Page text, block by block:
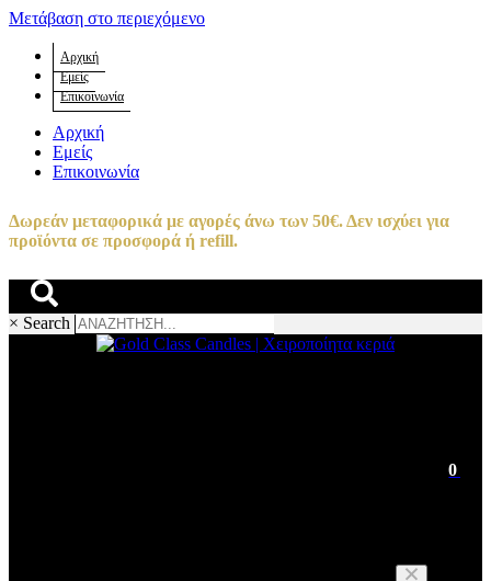
Μετάβαση στο περιεχόμενο
Αρχική
Εμείς
Επικοινωνία
Αρχική
Εμείς
Επικοινωνία
Δωρεάν μεταφορικά με αγορές άνω των 50€. Δεν ισχύει για
προϊόντα σε προσφορά ή refill.
× Search
0